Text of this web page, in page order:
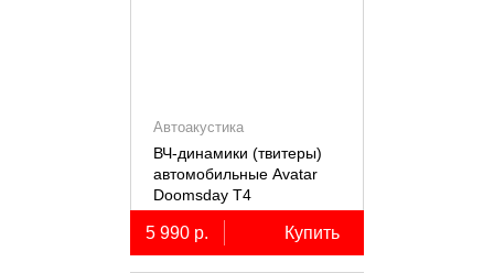
Автоакустика
ВЧ-динамики (твитеры)
автомобильные Avatar
Doomsday Т4
5 990 р. Купить